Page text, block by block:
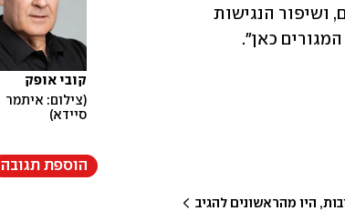
קובי אופק
סיידא
כאן".
הוספת תגובה
היו מהראשונים להגיב